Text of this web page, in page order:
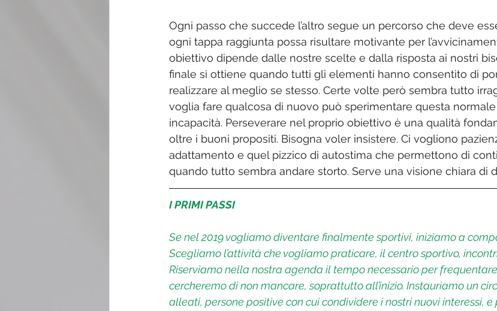
Ogni passo che succede l’altro segue un percorso che deve
ogni tappa raggiunta possa risultare motivante per
obiettivo dipende dalle nostre scelte e dalla risposta ai nostri
finale si ottiene quando tutti gli elementi hanno consentito di
realizzare al meglio se stesso. Certe volte però sembra tutto
voglia fare qualcosa di nuovo può sperimentare questa
incapacità. Perseverare nel proprio obiettivo è una qualità
oltre i buoni propositi. Bisogna voler insistere. Ci vogliono
adattamento e quel pizzico di autostima che permettono di
quando tutto sembra andare storto. Serve una visione chiara di
I PRIMI PASSI
Se nel 2019 vogliamo diventare finalmente sportivi, iniziamo a
Scegliamo l’attività che vogliamo praticare, il centro sportivo,
Riserviamo nella nostra agenda il tempo necessario per
cercheremo di non mancare, soprattutto all’inizio. Instauriamo un
alleati, persone positive con cui condividere i nostri nuovi interessi,